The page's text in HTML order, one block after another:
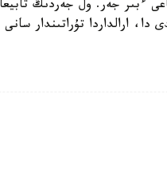
ءبىر جەر. ول جەردىڭ
ارالداردا تۇراتىندار سانى